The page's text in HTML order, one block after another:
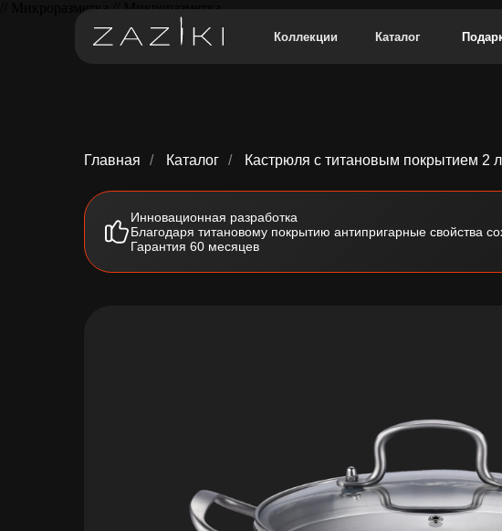
// Микроразметка // Микроразметка
Каталог
Коллекции
Главная / Каталог / Кастрюля с титановым покрытием 2
Инновационная разработка
Благодаря титановому покрытию антипригарные свойства
Гарантия 60 месяцев